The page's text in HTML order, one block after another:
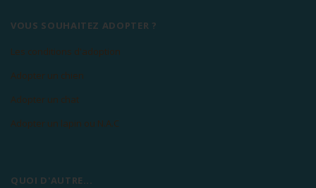
VOUS SOUHAITEZ ADOPTER ?
Les conditions d'adoption
Adopter un chien
Adopter un chat
Adopter un lapin ou N.A.C
QUOI D'AUTRE...